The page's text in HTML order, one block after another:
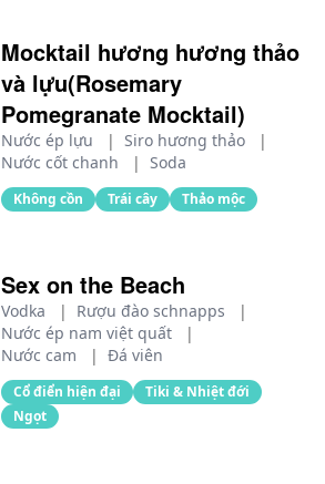
Mocktail hương hương thảo
và lựu(Rosemary
Pomegranate Mocktail)
Nước ép lựu | Siro hương thảo
|
Nước cốt chanh
| Soda
Không cồn Trái cây Thảo mộc
Sex on the Beach
Vodka | Rượu đào schnapps
|
Nước ép nam việt quất
|
Nước cam
| Đá viên
Cổ điển hiện đại
Tiki & Nhiệt đới
Ngọt